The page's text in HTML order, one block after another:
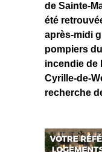
de Sainte-
été
après-midi
pompiers
incendie de
Cyrille-de-
recherche